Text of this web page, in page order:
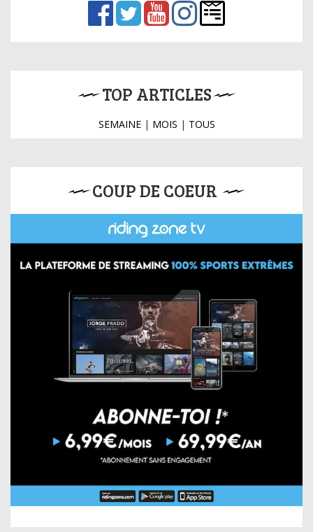
TOP ARTICLES
SEMAINE| MOIS | TOUS
COUP DE COEUR